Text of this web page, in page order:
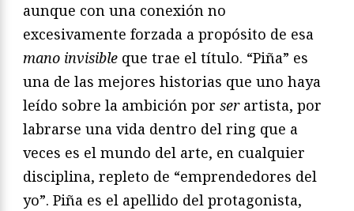
aunque con una conexión no
excesivamente forzada a propósito de esa
mano invisible que trae el título. “Piña” es
una de las mejores historias que uno haya
leído sobre la ambición por serartista, por
labrarse una vida dentro del ring que a
veces es el mundo del arte, en cualquier
disciplina, repleto de “emprendedores del
yo”. Piña es el apellido del protagonista,